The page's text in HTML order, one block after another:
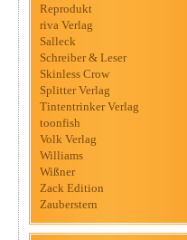
Reprodukt
riva Verlag
Salleck
Schreiber & Leser
Skinless Crow
Splitter Verlag
Tintentrinker Verlag
toonfish
Volk Verlag
Williams
Wißner
Zack Edition
Zauberstern